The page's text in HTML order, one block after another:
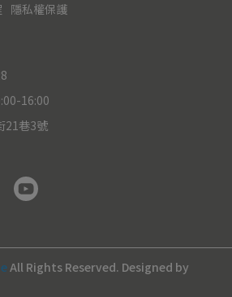
隱私權保護
16:00
21巷3號
All Rights Reserved. Designed by